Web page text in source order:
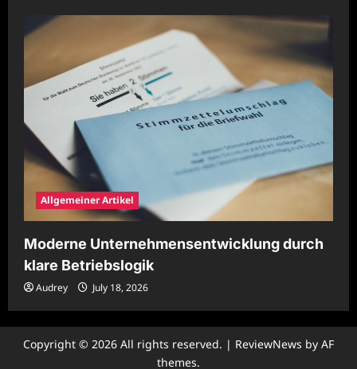
Allgemeiner Artikel
Moderne Unternehmensentwicklung durch
klare Betriebslogik
Audrey July 18, 2026
Copyright © 2026 All rights reserved. | ReviewNews by AF
themes.